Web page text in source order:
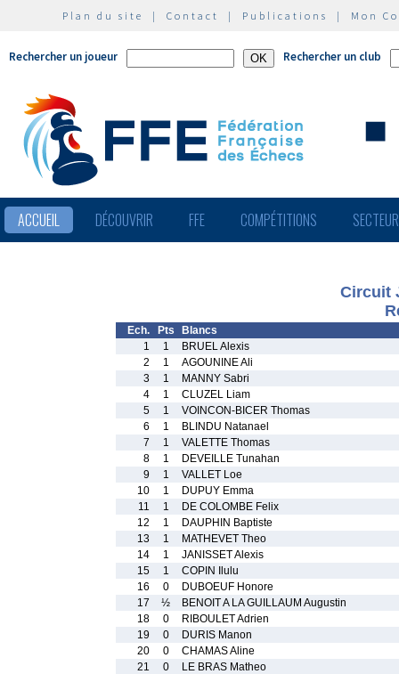
Plan du site | Contact | Publications | Mon
Rechercher un joueur Rechercher un club
ACCUEIL DÉCOUVRIR FFE COMPÉTITIONS
Circuit
Ech. Pts
Blancs
1
1
BRUEL Alexis
2
1
AGOUNINE Ali
3
1
MANNY Sabri
4
1
CLUZEL Liam
5
1
VOINCON-BICER Thomas
6
1
BLINDU Natanael
7
1
VALETTE Thomas
8
1
DEVEILLE Tunahan
9
1
VALLET Loe
10
1
DUPUY Emma
11
1
DE COLOMBE Felix
12
1
DAUPHIN Baptiste
13
1
MATHEVET Theo
14
1
JANISSET Alexis
15
1
COPIN Ilulu
16
0
DUBOEUF Honore
17
½
BENOIT A LA GUILLAUM Augustin
18
0
RIBOULET Adrien
19
0
DURIS Manon
20
0
CHAMAS Aline
21
0
LE BRAS Matheo